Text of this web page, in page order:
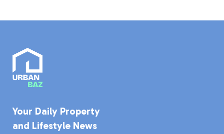
Your Daily Property
and Lifestyle News